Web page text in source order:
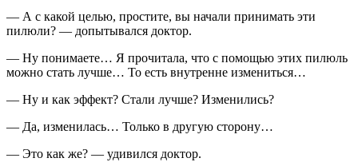
— А с какой целью, простите, вы начали принимать эти
пилюли? — допытывался доктор.
— Ну понимаете… Я прочитала, что с помощью этих пилюль
можно стать лучше… То есть внутренне измениться…
— Ну и как эффект? Стали лучше? Изменились?
— Да, изменилась… Только в другую сторону…
— Это как же? — удивился доктор.